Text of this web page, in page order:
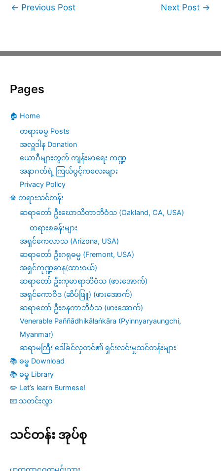
← Previous Post Next Post →
Pages
🏠 Home
တရားဓမ္မ Posts
အလှူဒါန Donation
ယောဂီများတွက် ကျန်းမာရေး ကဏ္ဍ
အနာဂတ်ရဲ့ ကြယ်ပွင့်ကလေးများ
Privacy Policy
☸️ တရားသင်တန်း
ဆရာတော် ဦးဃောသိတာဘိဝံသ (Oakland, CA, USA)
တရားစခန်းများ
အရှင်ကေလာသ (Arizona, USA)
ဆရာတော် ဦးဂရုဓမ္မ (Fremont, USA)
အရှင်ကုဏ္ဍဓာန(ထားဝယ်)
ဆရာတော် ဦးကုမာရာဘိဝံသ (ဖားအောက်)
အရှင်ကောဝိဒ (ဆိပ်ဖြူ) (ဖားအောက်)
ဆရာတော် ဦးဇနကာဘိဝံသ (ဖားအောက်)
Venerable Paññādhikālaṅkāra (Pyinnyaryaungchi,
Myanmar)
ဆရာမကြီး ဒေါ်ခင်လှတင်၏ ရှင်းလင်းမှုသင်တန်းများ
📚 ဓမ္ဓ Download
📚 ဓမ္ဓ Library
✏️ Let’s learn Burmese!
📧 သတင်းလွှာ
သင်တန်း အုပ်စု
ဟတ္ထကာဠဝကမင်းသား